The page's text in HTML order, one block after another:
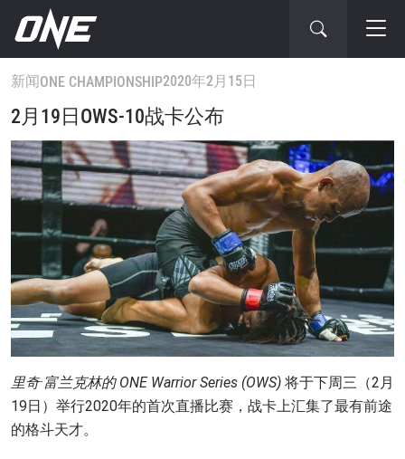
新闻ONE CHAMPIONSHIP2020年2月15日
2月19日OWS-10战卡公布
里奇·富兰克林的ONE Warrior Series (OWS) 将于下周三（2月
19日）举行2020年的首次直播比赛，战卡上汇集了最有前途
的格斗天才。